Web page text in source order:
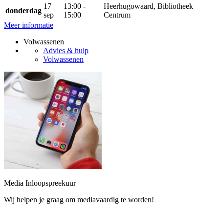
donderdag
17
sep
13:00 -
15:00
Heerhugowaard, Bibliotheek
Centrum
Meer informatie
Volwassenen
Advies & hulp
Volwassenen
Media Inloopspreekuur
Wij helpen je graag om mediavaardig te worden!